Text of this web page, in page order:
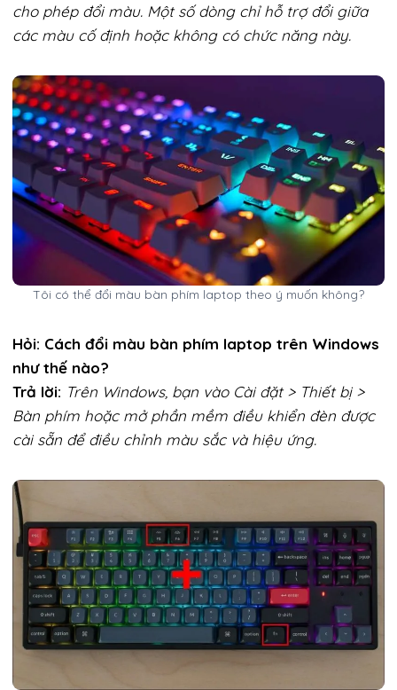
cho phép đổi màu. Một số dòng chỉ hỗ trợ đổi giữa
các màu cố định hoặc không có chức năng này.
Tôi có thể đổi màu bàn phím laptop theo ý muốn không?
Hỏi: Cách đổi màu bàn phím laptop trên Windows
như thế nào?
Trả lời: Trên Windows, bạn vào Cài đặt > Thiết bị >
Bàn phím hoặc mở phần mềm điều khiển đèn được
cài sẵn để điều chỉnh màu sắc và hiệu ứng.